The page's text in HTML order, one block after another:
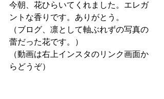
今朝、花ひらいてくれました。エレガ
ントな香りです。ありがとう。
（ブログ、凛として軸ぶれずの写真の
蕾だった花です。）
（動画は右上インスタのリンク画面か
らどうぞ）